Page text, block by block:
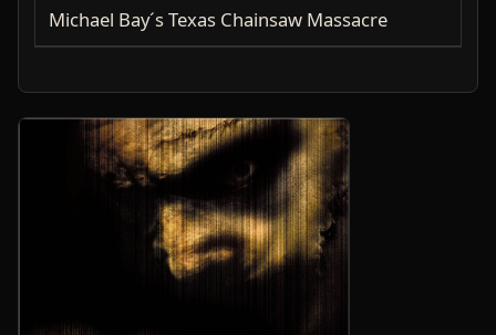
Michael Bay´s Texas Chainsaw Massacre